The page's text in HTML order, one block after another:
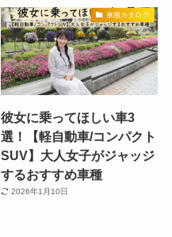
車種カタログ
彼女に乗ってほしい車3
選！【軽自動車/コンパクト
SUV】大人女子がジャッジ
するおすすめ車種
2026年1月10日